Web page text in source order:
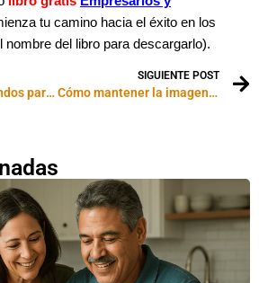
tu camino hacia el éxito en los
nombre del libro para descargarlo).
Cómo recaudar fondos para una buena causa
SIGUIENTE POST
Cómo mantener la imagen personal en el verano